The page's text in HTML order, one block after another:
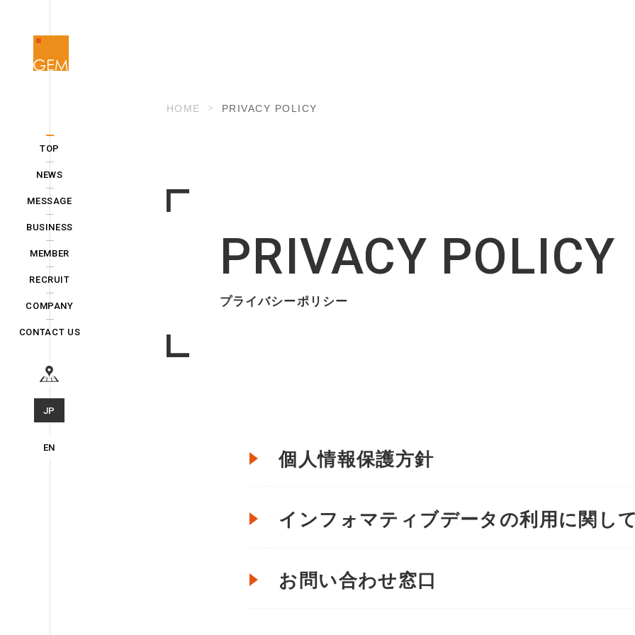
TOP
NEWS
MESSAGE
BUSINESS
MEMBER
RECRUIT
COMPANY
CONTACT US
JP
EN
HOME PRIVACY POLICY
PRIVACY POLICY
プライバシーポリシー
個人情報保護方針
インフォマティブデータの利用に関し
お問い合わせ窓口